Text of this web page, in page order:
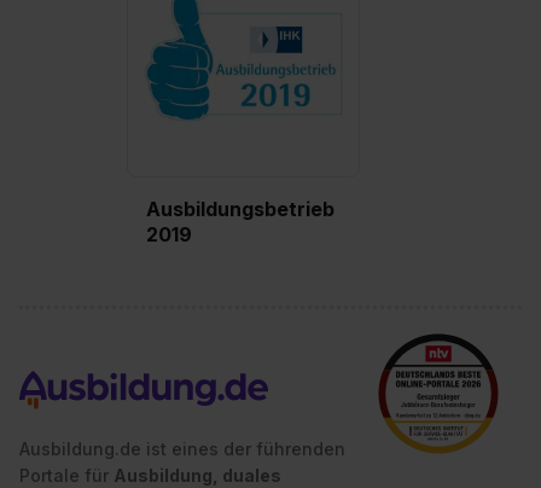
Auswahl über die Checkboxen und klick auf „Auswahl
erlauben“. Die Einwilligung zur Platzierung von Cookies
der Kategorien „Präferenzen“, „Statistiken“ und „Social
Media und Marketing“ umfasst hierbei die Einwilligung
zur Übermittlung deiner Daten in die USA (Art. 49 Abs. 1
II). Du kannst die von dir erteilte Einwilligung jederzeit mit
Wirkung für die Zukunft ganz oder teilweise über unsere
Datenschutzerklärung
Impressum .
Ausbildungsbetrieb
2019
Ausbildung.de ist eines der führenden
Portale für Ausbildung, duales